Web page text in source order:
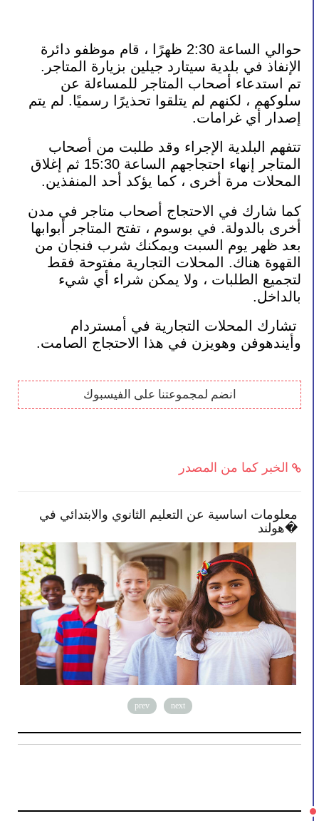
إصدار أي غرامات.
المحلات مرة أخرى ، كما يؤكد أحد المنفذين.
بالداخل.
وأيندهوفن وهويزن في هذا الاحتجاج الصامت.
انضم لمجموعتنا على الفيسبوك
الخبر كما من المصدر
معلومات اساسية عن التعليم الثانوي
انخراطًا في
prev next